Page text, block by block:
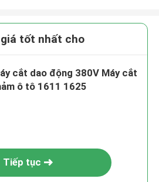
giá tốt nhất cho
cắt dao động 380V Máy cắt
ô tô 1611 1625
Tiếp tục